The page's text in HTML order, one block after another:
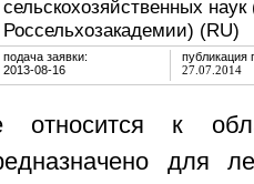
сельскохозяйственных
Россельхозакадемии) (RU)
подача заявки:
2013-08-16
публикация
27.07.2014
относится к
для